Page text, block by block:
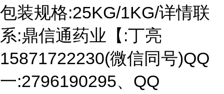
包装规格:25KG/1KG/详情联
系:鼎信通药业【:丁亮
15871722230(微信同号)QQ
一:2796190295、QQ